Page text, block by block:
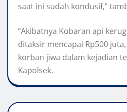
saat ini sudah kondusif,”
“Akibatnya Kobaran api
ditaksir mencapai Rp500
korban jiwa dalam kejadian
Kapolsek.